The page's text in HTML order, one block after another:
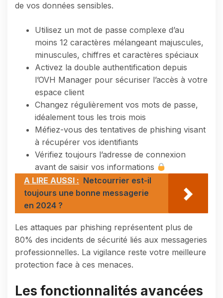
de vos données sensibles.
Utilisez un mot de passe complexe d’au
moins 12 caractères mélangeant majuscules,
minuscules, chiffres et caractères spéciaux
Activez la double authentification depuis
l’OVH Manager pour sécuriser l’accès à votre
espace client
Changez régulièrement vos mots de passe,
idéalement tous les trois mois
Méfiez-vous des tentatives de phishing visant
à récupérer vos identifiants
Vérifiez toujours l’adresse de connexion
avant de saisir vos informations
A LIRE AUSSI : Netcourrier est-il
toujours une bonne messagerie
en 2024 ?
Les attaques par phishing représentent plus de
80% des incidents de sécurité liés aux messageries
professionnelles. La vigilance reste votre meilleure
protection face à ces menaces.
Les fonctionnalités avancées